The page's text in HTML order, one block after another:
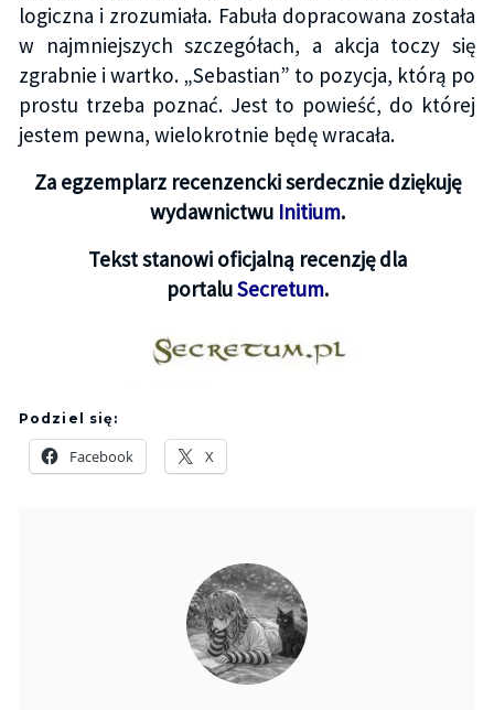
logiczna i zrozumiała. Fabuła dopracowana została
w najmniejszych szczegółach, a akcja toczy się
zgrabnie i wartko. „Sebastian” to pozycja, którą po
prostu trzeba poznać. Jest to powieść, do której
jestem pewna, wielokrotnie będę wracała.
Za egzemplarz recenzencki serdecznie dziękuję
wydawnictwu Initium.
Tekst stanowi oficjalną recenzję dla
portaluSecretum.
Podziel się:
Facebook X